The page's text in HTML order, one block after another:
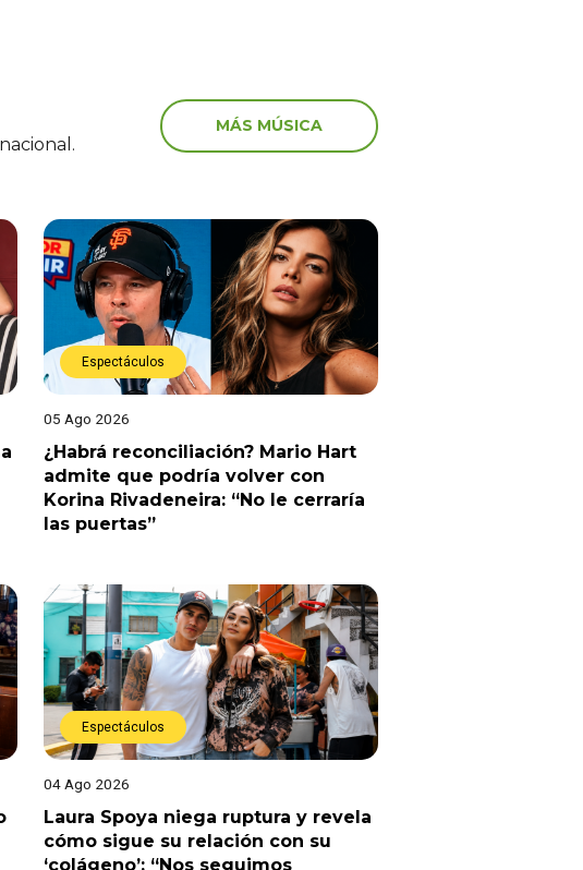
MÁS MÚSICA
Espectáculos
05 Ago 2026
¿Habrá reconciliación? Mario Hart
admite que podría volver con
Korina Rivadeneira: “No le cerraría
las puertas”
Espectáculos
04 Ago 2026
Laura Spoya niega ruptura y revela
cómo sigue su relación con su
‘colágeno’: “Nos seguimos